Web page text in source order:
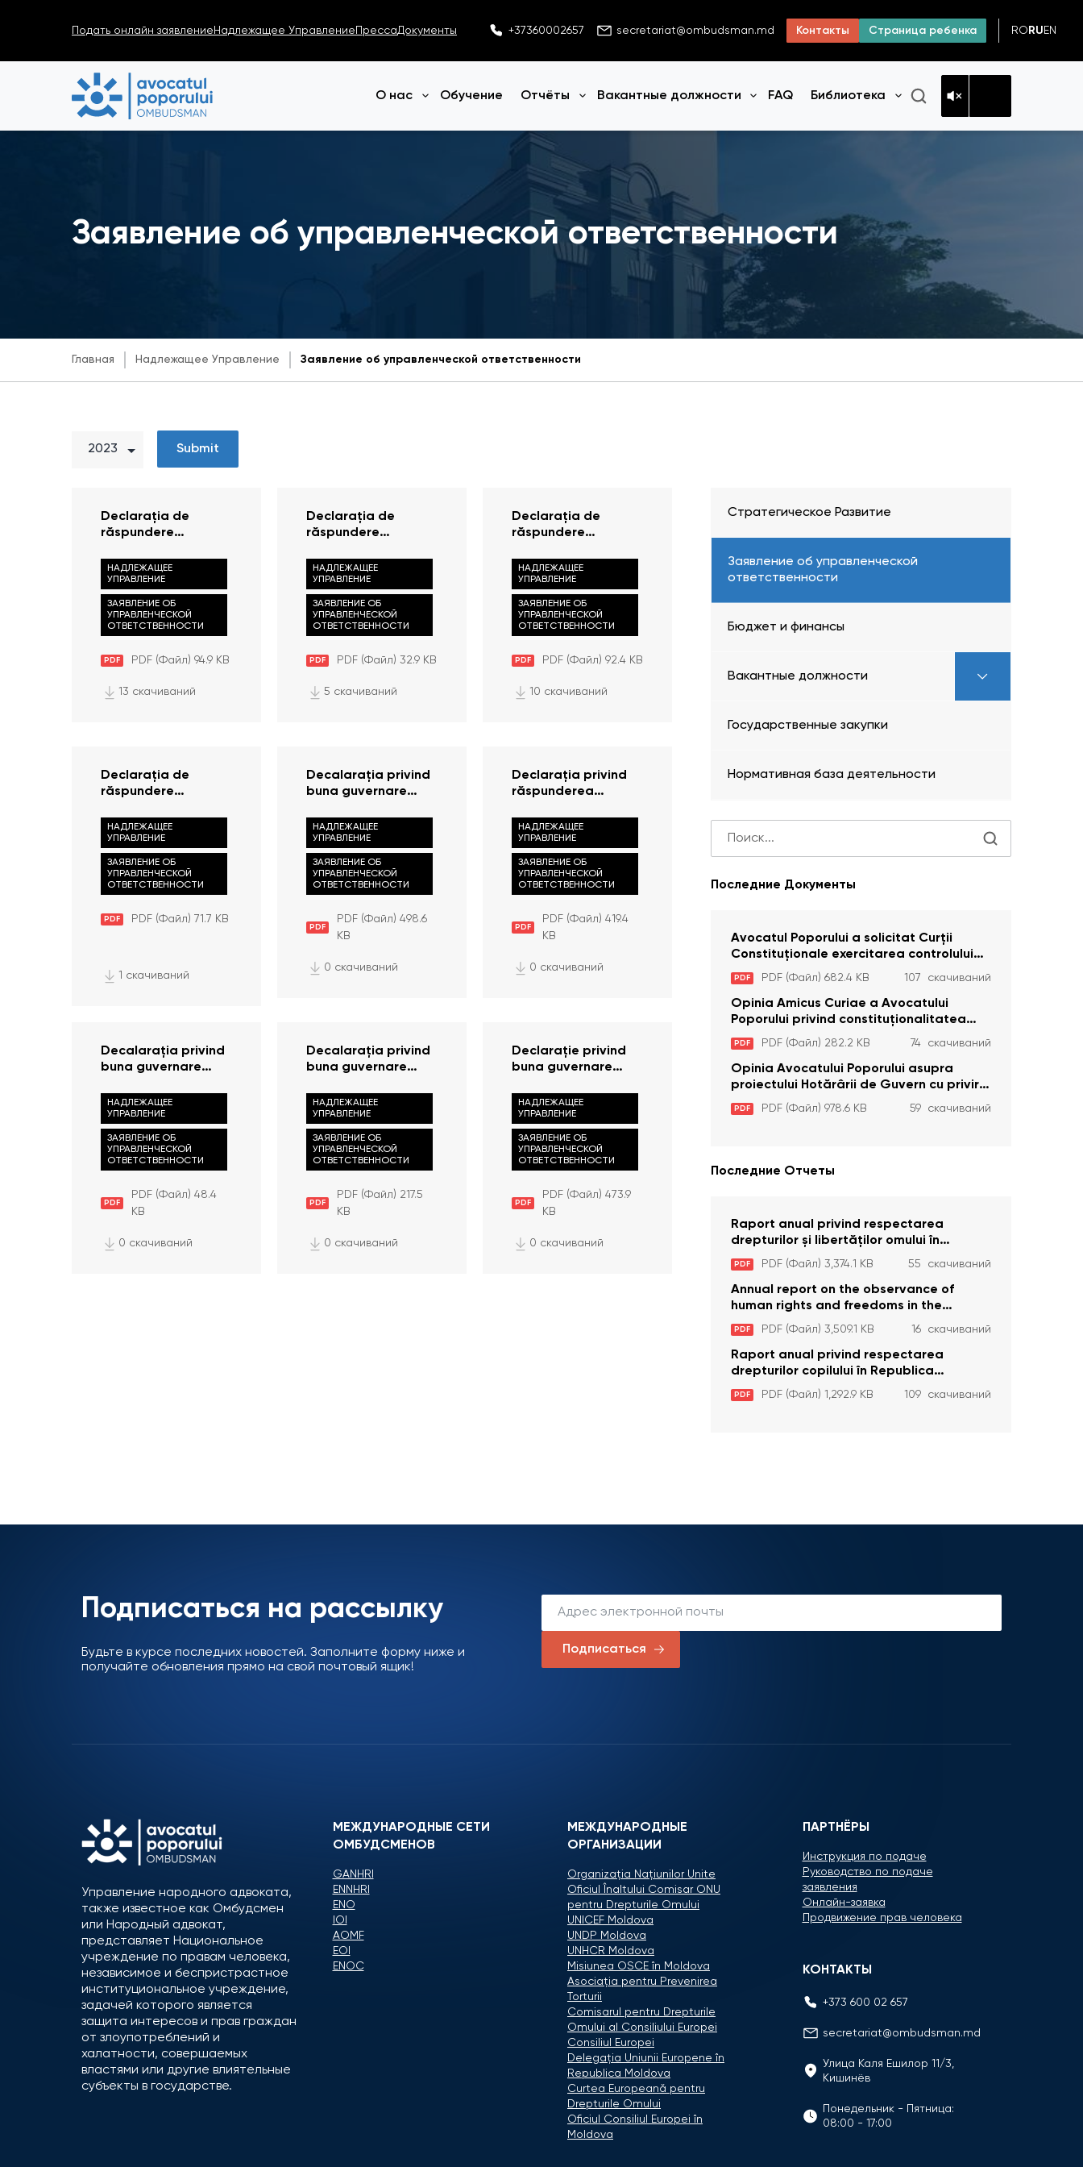
Подать онлайн заявление Надлежащее Управление ПрессаДокументы +37360002657 secretariat@ombudsman.md Контакты Страница ребенка RO RU EN
О нас
Открыть меню
Обучение Отчёты
Открыть меню
Вакантные должности FAQ Библиотека
Открыть меню
Заявление об управленческой ответственности
Главная Надлежащее Управление Заявление об управленческой ответственности
Submit
Declarația de
răspundere
PDF PDF (Файл) 94.9 KB
НАДЛЕЖАЩЕЕ
УПРАВЛЕНИЕ
ЗАЯВЛЕНИЕ ОБ
УПРАВЛЕНЧЕСКОЙ
ОТВЕТСТВЕННОСТИ
13 скачиваний
Declarația de
răspundere
PDF PDF (Файл) 32.9 KB
НАДЛЕЖАЩЕЕ
УПРАВЛЕНИЕ
ЗАЯВЛЕНИЕ ОБ
УПРАВЛЕНЧЕСКОЙ
ОТВЕТСТВЕННОСТИ
5 скачиваний
Declarația de
răspundere
PDF PDF (Файл) 92.4 KB
НАДЛЕЖАЩЕЕ
УПРАВЛЕНИЕ
ЗАЯВЛЕНИЕ ОБ
УПРАВЛЕНЧЕСКОЙ
ОТВЕТСТВЕННОСТИ
10 скачиваний
Declarația de
răspundere
PDF PDF (Файл) 71.7 KB
НАДЛЕЖАЩЕЕ
УПРАВЛЕНИЕ
ЗАЯВЛЕНИЕ ОБ
УПРАВЛЕНЧЕСКОЙ
ОТВЕТСТВЕННОСТИ
1 скачиваний
Decalarația privind
buna guvernare
PDF
PDF (Файл) 498.6
KB
НАДЛЕЖАЩЕЕ
УПРАВЛЕНИЕ
ЗАЯВЛЕНИЕ ОБ
УПРАВЛЕНЧЕСКОЙ
ОТВЕТСТВЕННОСТИ
0 скачиваний
Declarația privind
răspunderea
PDF
PDF (Файл) 419.4
KB
НАДЛЕЖАЩЕЕ
УПРАВЛЕНИЕ
ЗАЯВЛЕНИЕ ОБ
УПРАВЛЕНЧЕСКОЙ
ОТВЕТСТВЕННОСТИ
0 скачиваний
Decalarația privind
buna guvernare
PDF
PDF (Файл) 48.4
KB
НАДЛЕЖАЩЕЕ
УПРАВЛЕНИЕ
ЗАЯВЛЕНИЕ ОБ
УПРАВЛЕНЧЕСКОЙ
ОТВЕТСТВЕННОСТИ
0 скачиваний
Decalarația privind
buna guvernare
PDF
PDF (Файл) 217.5
KB
НАДЛЕЖАЩЕЕ
УПРАВЛЕНИЕ
ЗАЯВЛЕНИЕ ОБ
УПРАВЛЕНЧЕСКОЙ
ОТВЕТСТВЕННОСТИ
0 скачиваний
Declarație privind
buna guvernare
PDF
PDF (Файл) 473.9
KB
НАДЛЕЖАЩЕЕ
УПРАВЛЕНИЕ
ЗАЯВЛЕНИЕ ОБ
УПРАВЛЕНЧЕСКОЙ
ОТВЕТСТВЕННОСТИ
0 скачиваний
Стратегическое Развитие
Заявление об управленческой
ответственности
Бюджет и финансы
Вакантные должности
Государственные закупки
Нормативная база деятельности
Последние Документы
Avocatul Poporului a solicitat Curţii
Constituţionale exercitarea controlului
constituţionalităţii unor prevederi cu
privire la plata alocației sociale de stat
persoanelor cu dizabilitați care sunt
private de liberate
PDF PDF (Файл) 682.4 KB 107 скачиваний
Opinia Amicus Curiae a Avocatului
Poporului privind constituționalitatea
unor prevederi care interzic angajarea în
organizațiile de pază particulară a
persoanelor condamnate pentru
comiterea cu intenție a unor infracțiuni a
fost luată în considerare de Curtea
Constituțională
PDF PDF (Файл) 282.2 KB 74 скачиваний
Opinia Avocatului Poporului asupra
proiectului Hotărârii de Guvern cu privire
la aprobarea proiectului de lege privind
activitatea sanitară veterinarăa
PDF PDF (Файл) 978.6 KB 59 скачиваний
Последние Отчеты
Raport anual privind respectarea
drepturilor și libertăților omului în
Republica Moldova în anul 2023
PDF PDF (Файл) 3,374.1 KB 55 скачиваний
Annual report on the observance of
human rights and freedoms in the
Republic of Moldova in 2023
PDF PDF (Файл) 3,509.1 KB 16 скачиваний
Raport anual privind respectarea
drepturilor copilului în Republica
Moldova în anul 2023
PDF PDF (Файл) 1,292.9 KB 109 скачиваний
Подписаться на рассылку
Будьте в курсе последних новостей. Заполните форму ниже и
получайте обновления прямо на свой почтовый ящик!
Подписаться
Управление народного адвоката,
также известное как Омбудсмен
или Народный адвокат,
представляет Национальное
учреждение по правам человека,
независимое и беспристрастное
институциональное учреждение,
задачей которого является
защита интересов и прав граждан
от злоупотреблений и
халатности, совершаемых
властями или другие влиятельные
субъекты в государстве.
МЕЖДУНАРОДНЫЕ СЕТИ
ОМБУДСМЕНОВ
GANHRI
ENNHRI
ENO
IOI
AOMF
EOI
ENOC
МЕЖДУНАРОДНЫЕ
ОРГАНИЗАЦИИ
Organizaţia Naţiunilor Unite
Oficiul Înaltului Comisar ONU
pentru Drepturile Omului
UNICEF Moldova
UNDP Moldova
UNHCR Moldova
Misiunea OSCE în Moldova
Asociaţia pentru Prevenirea
Torturii
Comisarul pentru Drepturile
Omului al Consiliului Europei
Consiliul Europei
Delegaţia Uniunii Europene în
Republica Moldova
Curtea Europeană pentru
Drepturile Omului
Oficiul Consiliul Europei în
Moldova
ПАРТНЁРЫ
Инструкция по подаче
Руководство по подаче
заявления
Онлайн-заявка
Продвижение прав человека
КОНТАКТЫ
+373 600 02 657
secretariat@ombudsman.md
Улица Каля Ешилор 11/3,
Кишинёв
Понедельник - Пятница:
08:00 - 17:00